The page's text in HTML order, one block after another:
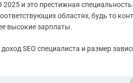
и это престижная
областях, будь то
высокие зарплаты.
SEO специалиста и размер